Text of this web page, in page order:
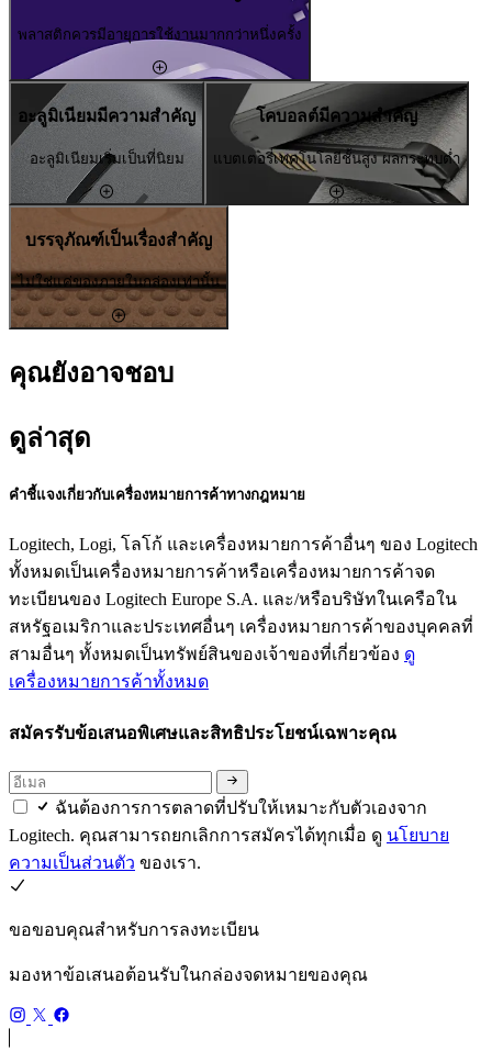
พลาสติกควรมีอายุการใช้งานมากกว่าหนึ่งครั้ง
อะลูมิเนียมมีความสำคัญ
อะลูมิเนียมเริ่มเป็นที่นิยม
โคบอลต์มีความสำคัญ
แบตเตอรี่เทคโนโลยีชั้นสูง ผลกระทบต่ำ
บรรจุภัณฑ์เป็นเรื่องสำคัญ
ไม่ใช่แค่ของภายในกล่องเท่านั้น
คุณยังอาจชอบ
ดูล่าสุด
คำชี้แจงเกี่ยวกับเครื่องหมายการค้าทางกฎหมาย
Logitech, Logi, โลโก้ และเครื่องหมายการค้าอื่นๆ ของ Logitech
ทั้งหมดเป็นเครื่องหมายการค้าหรือเครื่องหมายการค้าจด
ทะเบียนของ Logitech Europe S.A. และ/หรือบริษัทในเครือใน
สหรัฐอเมริกาและประเทศอื่นๆ เครื่องหมายการค้าของบุคคลที่
สามอื่นๆ ทั้งหมดเป็นทรัพย์สินของเจ้าของที่เกี่ยวข้อง ดู
เครื่องหมายการค้าทั้งหมด
สมัครรับข้อเสนอพิเศษและสิทธิประโยชน์เฉพาะคุณ
ฉันต้องการการตลาดที่ปรับให้เหมาะกับตัวเองจาก
Logitech. คุณสามารถยกเลิกการสมัครได้ทุกเมื่อ ดู นโยบาย
ความเป็นส่วนตัว ของเรา.
ขอขอบคุณสำหรับการลงทะเบียน
มองหาข้อเสนอต้อนรับในกล่องจดหมายของคุณ